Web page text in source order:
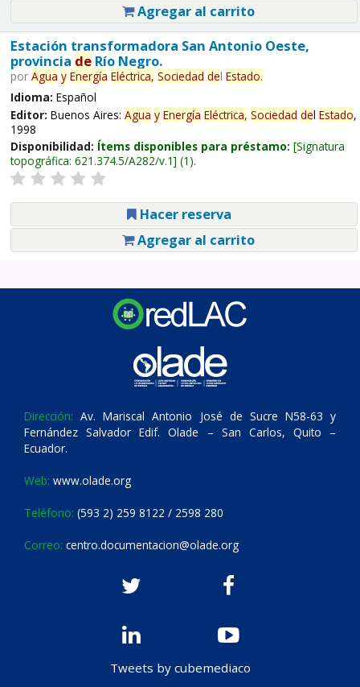
Agregar al carrito
Estación transformadora San Antonio Oeste,
provincia deRío Negro.
por Agua y Energía Eléctrica, Sociedad del Estado.
Idioma: Español
Editor: Buenos Aires: Agua y Energía Eléctrica, Sociedad del Estado,
1998
Disponibilidad: Ítems disponibles para préstamo: Signatura
topográfica: 621.374.5/A282/v.1 (1).
Hacer reserva
Agregar al carrito
Dirección: Av. Mariscal Antonio José de Sucre N58-63 y
Fernández Salvador Edif. Olade – San Carlos, Quito –
Ecuador.
Web: www.olade.org
Teléfono: (593 2) 259 8122 / 2598 280
Correo: centro.documentacion@olade.org
Tweets by cubemediaco